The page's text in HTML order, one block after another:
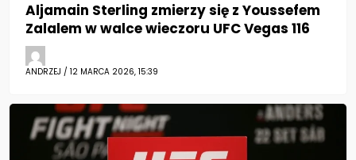
Aljamain Sterling zmierzy się z Youssefem
Zalalem w walce wieczoru UFC Vegas 116
ANDRZEJ / 12 MARCA 2026, 15:39